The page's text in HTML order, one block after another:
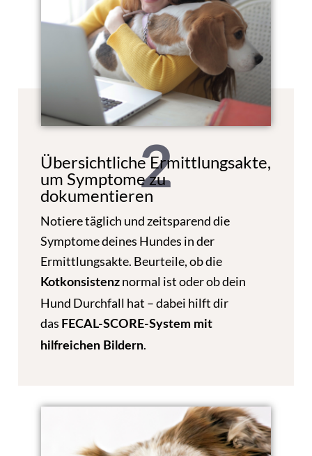
2
Übersichtliche Ermittlungsakte,
um Symptome zu
dokumentieren
Notiere täglich und zeitsparend die
Symptome deines Hundes in der
Ermittlungsakte. Beurteile, ob die
Kotkonsistenznormal ist oder ob dein
Hund Durchfall hat – dabei hilft dir
das FECAL-SCORE-System mit
hilfreichenBildern.